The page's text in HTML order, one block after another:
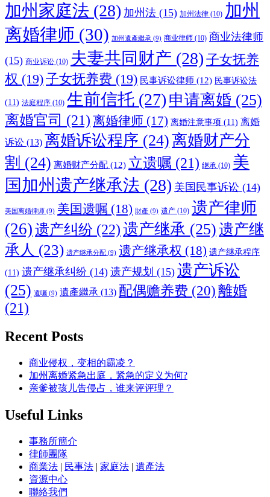
加州家庭法 (28) 加州法 (15) 加州法律 (10) 加州
离婚律师 (30) 加州遺產繼承 (9) 商业律师 (10) 商业法律师
(15) 商业诉讼 (10) 夫妻共同财产 (28) 子女抚养
权 (19)子女抚养费 (19) 民事诉讼律师 (12) 民事诉讼法
(11) 法庭程序 (10) 生前信托 (27) 申请离婚 (25)
离婚官司 (21) 离婚律师 (17) 离婚注意事项 (11) 离婚
诉讼 (13) 离婚诉讼程序 (24)离婚财产分
割 (24) 离婚财产分配 (12) 立遗嘱 (21) 继承 (10) 美
国加州遗产继承法 (28) 美国民事诉讼 (14)
美国离婚律师 (9) 美国遗嘱 (18) 財產 (9) 遗产 (10) 遗产律师
(26)遗产纠纷 (22)遗产继承 (25)遗产继
承人 (23) 遗产继承分配 (9) 遗产继承权 (18) 遗产继承程序
(11) 遗产继承纠纷 (14) 遗产规划 (15) 遗产诉讼
(25) 遺囑 (9) 遺產繼承 (13) 配偶赡养费 (20) 離婚
(21)
Recent Posts
商业侵权，变相的霸凌？
加州离婚紧急出庭，紧急的定义为何?
亲爹被孩儿告侵占，谁来评评理？
Useful Links
事務所簡介
律師團隊
商業法 | 民事法 | 家庭法 | 遺產法
資源中心
聯絡我們